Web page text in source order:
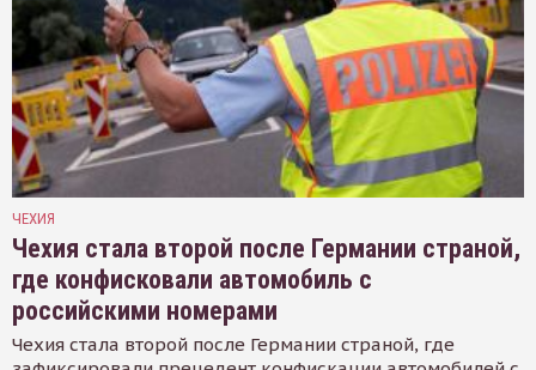
ЧЕХИЯ
Чехия стала второй после Германии страной,
где конфисковали автомобиль с
российскими номерами
Чехия стала второй после Германии страной, где